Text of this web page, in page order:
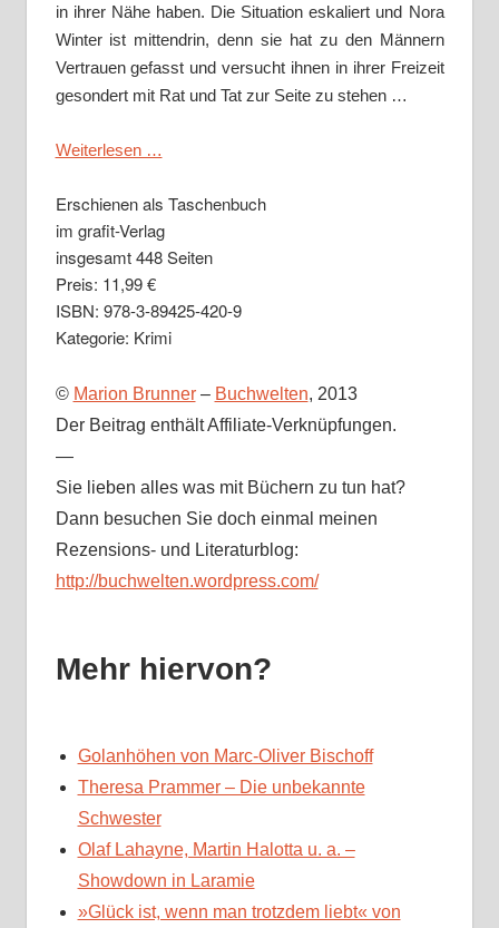
in ihrer Nähe haben. Die Situation eskaliert und Nora
Winter ist mittendrin, denn sie hat zu den Männern
Vertrauen gefasst und versucht ihnen in ihrer Freizeit
gesondert mit Rat und Tat zur Seite zu stehen …
Weiterlesen …
Erschienen als Taschenbuch
im grafit-Verlag
insgesamt 448 Seiten
Preis: 11,99 €
ISBN: 978-3-89425-420-9
Kategorie: Krimi
© Marion Brunner– Buchwelten, 2013
Der Beitrag enthält Affiliate-Verknüpfungen.
—
Sie lieben alles was mit Büchern zu tun hat?
Dann besuchen Sie doch einmal meinen
Rezensions- und Literaturblog:
http://buchwelten.wordpress.com/
Mehr hiervon?
Golanhöhen von Marc-Oliver Bischoff
Theresa Prammer – Die unbekannte
Schwester
Olaf Lahayne, Martin Halotta u. a. –
Showdown in Laramie
»Glück ist, wenn man trotzdem liebt« von